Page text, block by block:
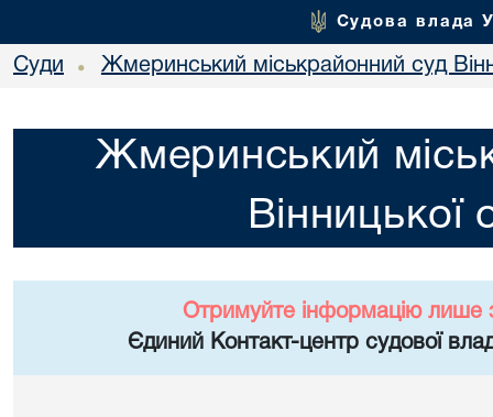
Судова влада
Суди • Жмеринський міськрайонний суд
Жмеринський
Вінницької
Отримуйте інформацію лише
Єдиний Контакт-центр судової